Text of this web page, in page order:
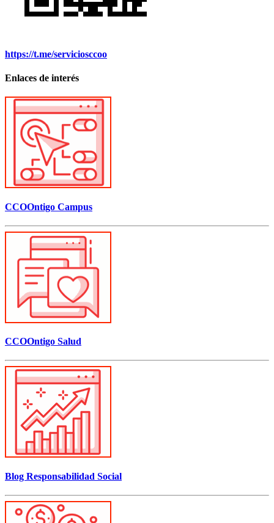
https://t.me/serviciosccoo
Enlaces de interés
CCOOntigo Campus
CCOOntigo Salud
Blog Responsabilidad Social